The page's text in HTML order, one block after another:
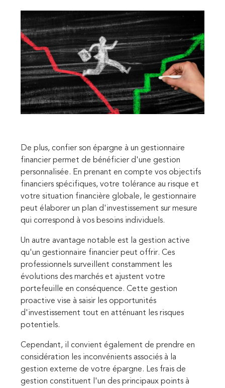
De plus, confier son épargne à un gestionnaire
financier permet de bénéficier d'une gestion
personnalisée. En prenant en compte vos objectifs
financiers spécifiques, votre tolérance au risque et
votre situation financière globale, le gestionnaire
peut élaborer un plan d'investissement sur mesure
qui correspond à vos besoins individuels.
Un autre avantage notable est la gestion active
qu'un gestionnaire financier peut offrir. Ces
professionnels surveillent constamment les
évolutions des marchés et ajustent votre
portefeuille en conséquence. Cette gestion
proactive vise à saisir les opportunités
d'investissement tout en atténuant les risques
potentiels.
Cependant, il convient également de prendre en
considération les inconvénients associés à la
gestion externe de votre épargne. Les frais de
gestion constituent l'un des principaux points à